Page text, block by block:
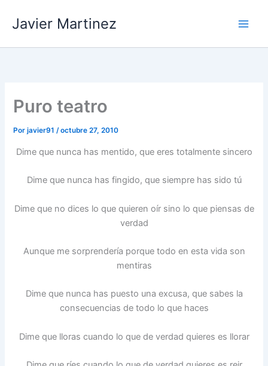
Javier Martinez
Puro teatro
Porjavier91/octubre 27, 2010
Dime que nunca has mentido, que eres totalmente sincero
Dime que nunca has fingido, que siempre has sido tú
Dime que no dices lo que quieren oír sino lo que piensas de
verdad
Aunque me sorprendería porque todo en esta vida son
mentiras
Dime que nunca has puesto una excusa, que sabes la
consecuencias de todo lo que haces
Dime que lloras cuando lo que de verdad quieres es llorar